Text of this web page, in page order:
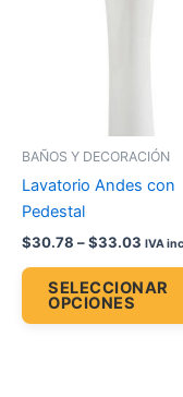
BAÑOS Y DECORACIÓN
Lavatorio Andes con
Pedestal
$30.78 –$33.03 IVA
SELECCIONAR
OPCIONES